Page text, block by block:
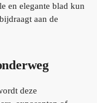
en elegante blad kun
aan de
deze